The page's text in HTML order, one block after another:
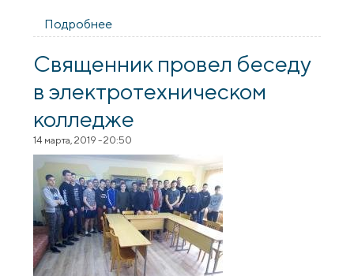
Подробнее
трезвости «Покровское» поделилось
опытом с лидскими трезвенниками
Священник провел беседу
в электротехническом
колледже
14 марта, 2019 - 20:50